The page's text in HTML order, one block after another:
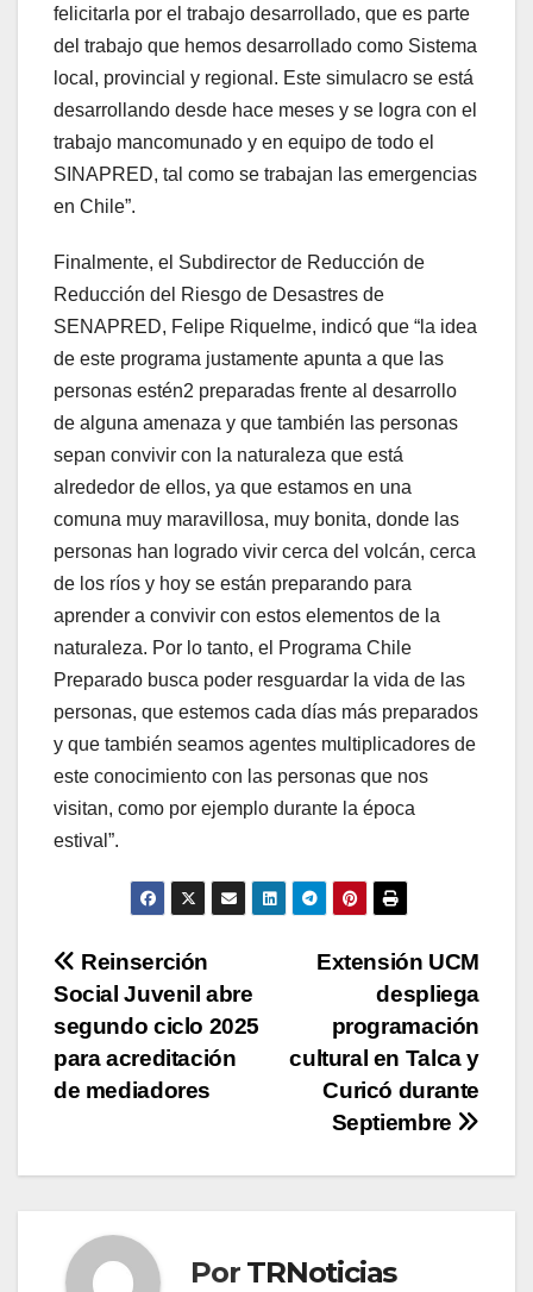
felicitarla por el trabajo desarrollado, que es parte
del trabajo que hemos desarrollado como Sistema
local, provincial y regional. Este simulacro se está
desarrollando desde hace meses y se logra con el
trabajo mancomunado y en equipo de todo el
SINAPRED, tal como se trabajan las emergencias
en Chile”.
Finalmente, el Subdirector de Reducción de
Reducción del Riesgo de Desastres de
SENAPRED, Felipe Riquelme, indicó que “la idea
de este programa justamente apunta a que las
personas estén2 preparadas frente al desarrollo
de alguna amenaza y que también las personas
sepan convivir con la naturaleza que está
alrededor de ellos, ya que estamos en una
comuna muy maravillosa, muy bonita, donde las
personas han logrado vivir cerca del volcán, cerca
de los ríos y hoy se están preparando para
aprender a convivir con estos elementos de la
naturaleza. Por lo tanto, el Programa Chile
Preparado busca poder resguardar la vida de las
personas, que estemos cada días más preparados
y que también seamos agentes multiplicadores de
este conocimiento con las personas que nos
visitan, como por ejemplo durante la época
estival”.
Navegación
de
entradas
Extensión UCM
despliega
programación
cultural en Talca y
Curicó durante
Septiembre
Reinserción
Social Juvenil abre
segundo ciclo 2025
para acreditación
de mediadores
Por TRNoticias